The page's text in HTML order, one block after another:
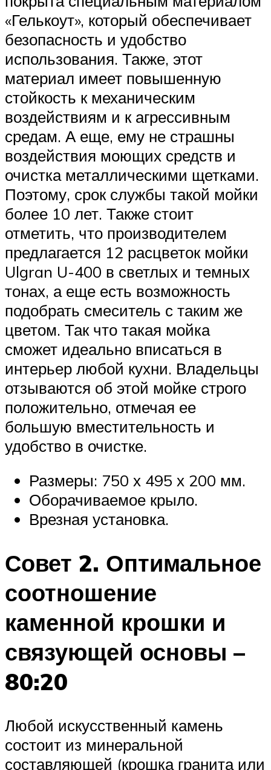
«Гелькоут», который обеспечивает
безопасность и удобство
использования. Также, этот
материал имеет повышенную
стойкость к механическим
воздействиям и к агрессивным
средам. А еще, ему не страшны
воздействия моющих средств и
очистка металлическими щетками.
Поэтому, срок службы такой мойки
более 10 лет. Также стоит
отметить, что производителем
предлагается 12 расцветок мойки
Ulgran U-400 в светлых и темных
тонах, а еще есть возможность
подобрать смеситель с таким же
цветом. Так что такая мойка
сможет идеально вписаться в
интерьер любой кухни. Владельцы
отзываются об этой мойке строго
положительно, отмечая ее
большую вместительность и
удобство в очистке.
Размеры: 750 х 495 х 200 мм.
Оборачиваемое крыло.
Врезная установка.
Совет 2. Оптимальное
соотношение
каменной крошки и
связующей основы –
80:20
Любой искусственный камень
состоит из минеральной
составляющей (крошка гранита или